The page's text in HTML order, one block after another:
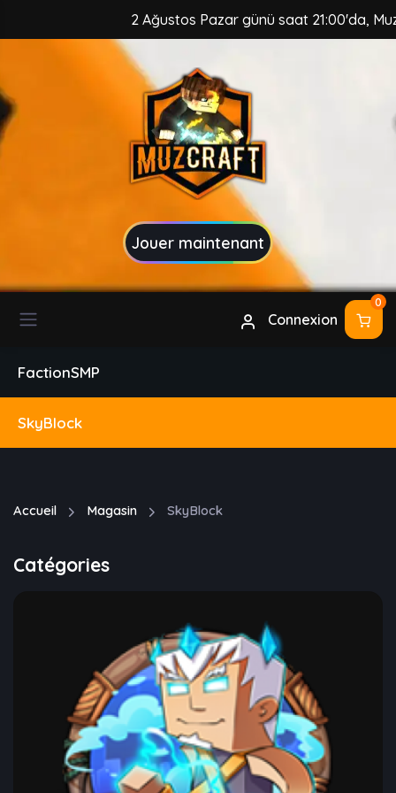
2 Ağustos Pazar günü saat 21:00'da,
Jouer maintenant
Connexion
0
FactionSMP
SkyBlock
Accueil Magasin SkyBlock
Catégories